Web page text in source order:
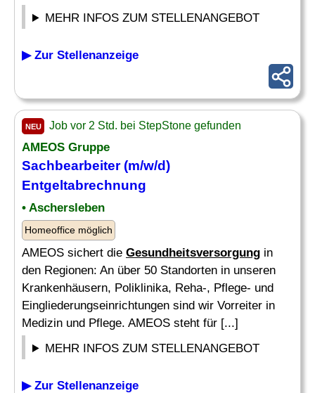
MEHR INFOS ZUM STELLENANGEBOT
▶ Zur Stellenanzeige
NEU Job vor 2 Std. bei StepStone gefunden
AMEOS Gruppe
Sachbearbeiter (m/w/d)
Entgeltabrechnung
• Aschersleben
Homeoffice möglich
AMEOS sichert die Gesundheitsversorgung in
den Regionen: An über 50 Standorten in unseren
Krankenhäusern, Poliklinika, Reha-, Pflege- und
Eingliederungseinrichtungen sind wir Vorreiter in
Medizin und Pflege. AMEOS steht für [...]
MEHR INFOS ZUM STELLENANGEBOT
▶ Zur Stellenanzeige